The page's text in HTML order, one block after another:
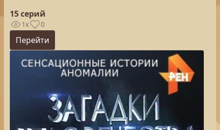
15 серий
1к 0
Перейти